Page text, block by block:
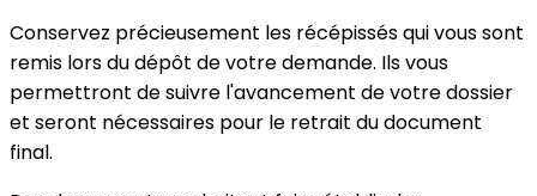
Conservez précieusement les récépissés qui vous sont
remis lors du dépôt de votre demande. Ils vous
permettront de suivre l'avancement de votre dossier
et seront nécessaires pour le retrait du document
final.